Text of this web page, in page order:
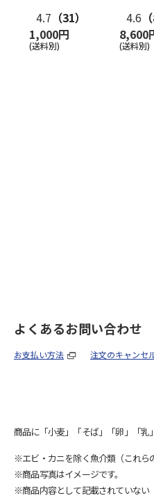
4.7 （31）
1,000円
(送料別)
4.6
8,600
(送料別)
よくあるお問い合わせ
お支払い方法 注文のキャンセ
商品に「小麦」「そば」「卵」「乳
※エビ・カニを除く魚介類（これら
※商品写真はイメージです。
※商品内容として記載されていない